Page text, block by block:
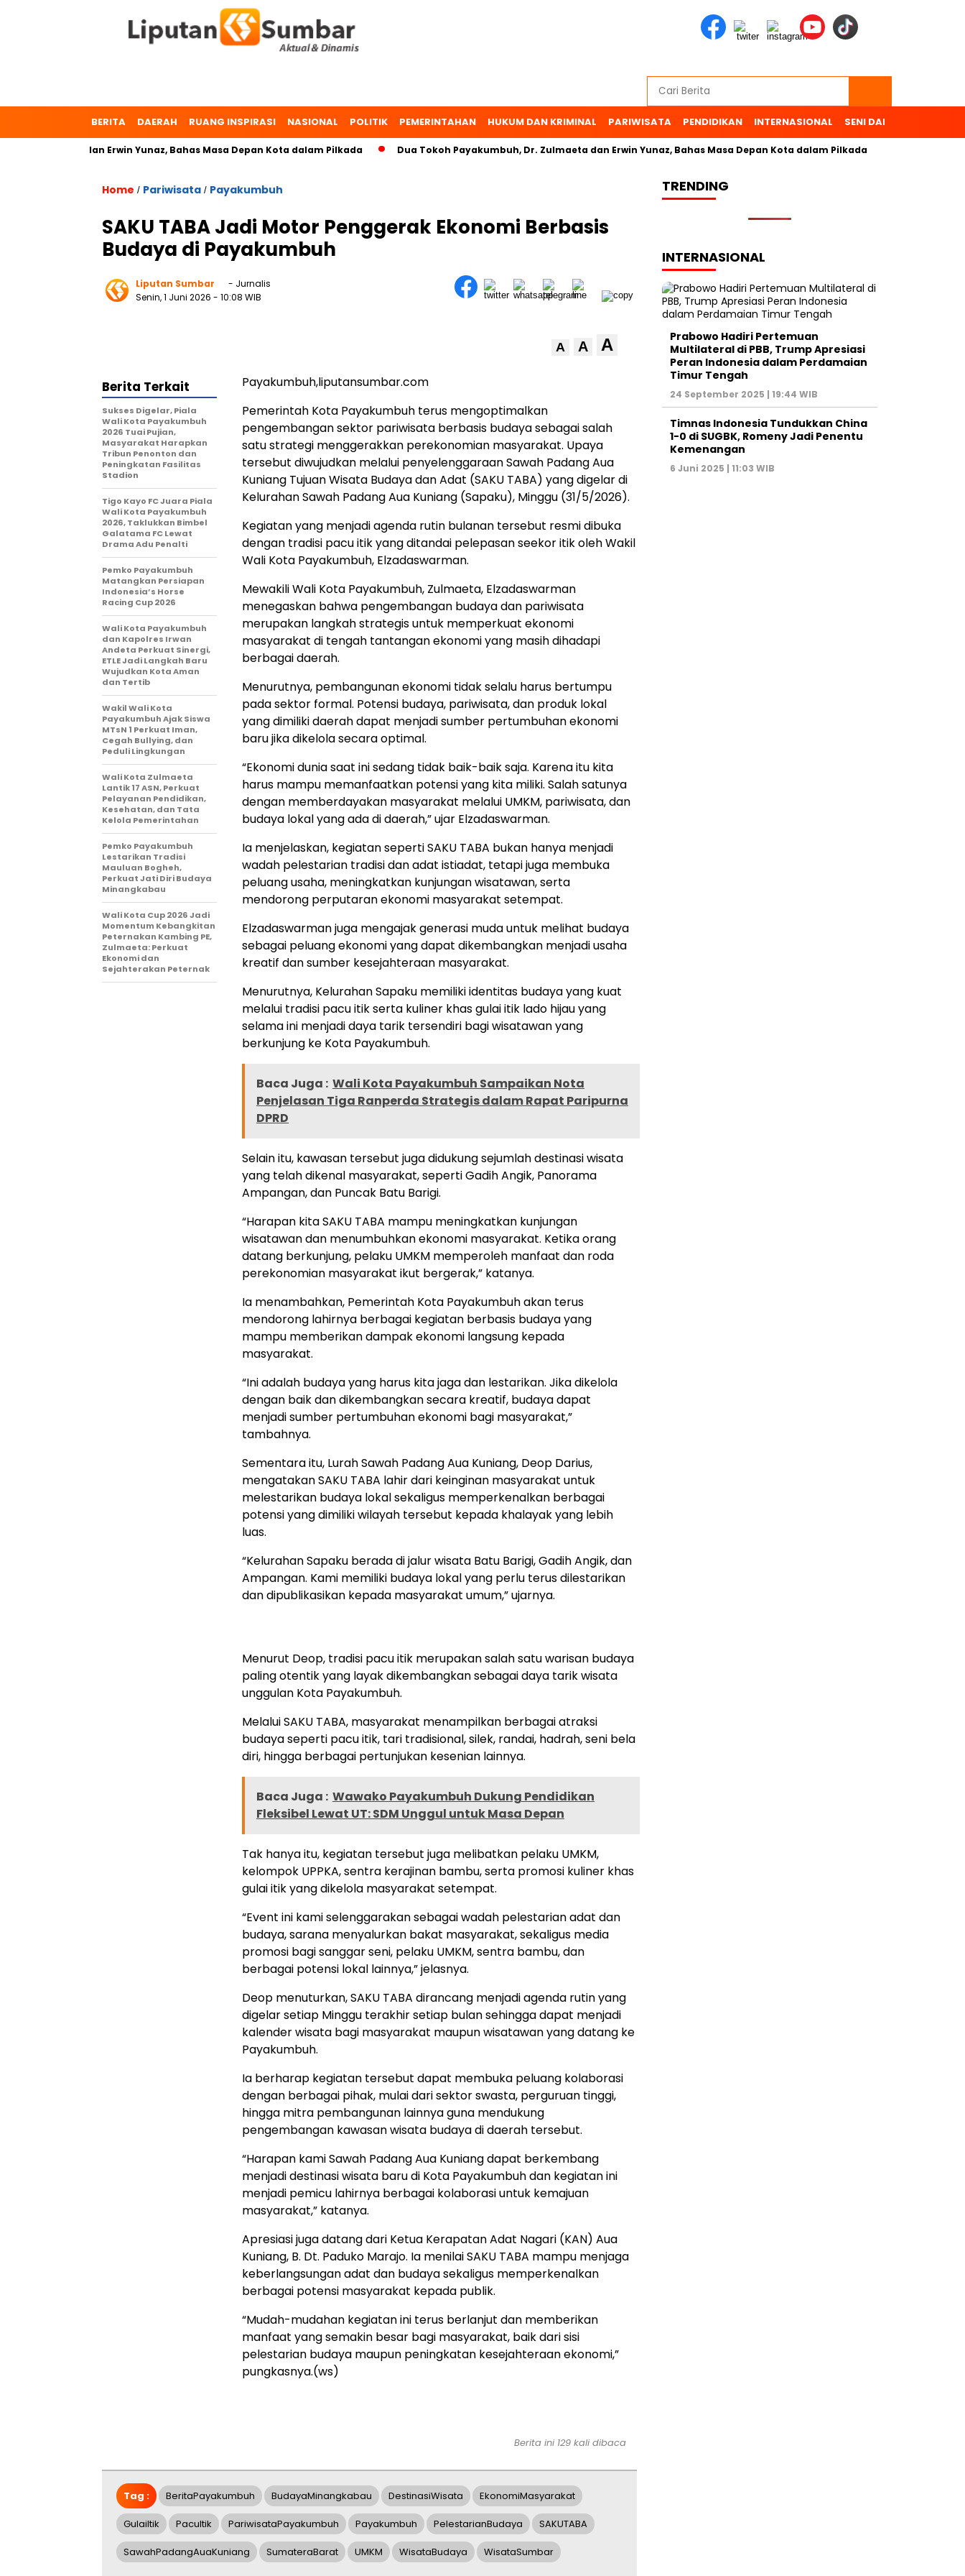
BERITA DAERAH RUANG INSPIRASI NASIONAL POLITIK PEMERINTAHAN HUKUM DAN KRIMINAL PARIWISATA PENDIDIKAN INTERNASIONAL SENI DAN BUDAYA
Zulmaeta dan Erwin Yunaz, Bahas Masa Depan Kota dalam Pilkada Dua Tokoh Payakumbuh, Dr. Zulmaeta dan Erwin Yunaz, Bahas Masa Depan Kota dalam Pilkada
Home / Pariwisata / Payakumbuh
SAKU TABA Jadi Motor Penggerak Ekonomi Berbasis
Budaya di Payakumbuh
Liputan Sumbar
- Jurnalis
Senin, 1 Juni 2026 - 10:08 WIB
A A A
Payakumbuh,liputansumbar.com
Pemerintah Kota Payakumbuh terus mengoptimalkan
pengembangan sektor pariwisata berbasis budaya sebagai salah
satu strategi menggerakkan perekonomian masyarakat. Upaya
tersebut diwujudkan melalui penyelenggaraan Sawah Padang Aua
Kuniang Tujuan Wisata Budaya dan Adat (SAKU TABA) yang digelar di
Kelurahan Sawah Padang Aua Kuniang (Sapaku), Minggu (31/5/2026).
Kegiatan yang menjadi agenda rutin bulanan tersebut resmi dibuka
dengan tradisi pacu itik yang ditandai pelepasan seekor itik oleh Wakil
Wali Kota Payakumbuh, Elzadaswarman.
Mewakili Wali Kota Payakumbuh, Zulmaeta, Elzadaswarman
menegaskan bahwa pengembangan budaya dan pariwisata
merupakan langkah strategis untuk memperkuat ekonomi
masyarakat di tengah tantangan ekonomi yang masih dihadapi
berbagai daerah.
Menurutnya, pembangunan ekonomi tidak selalu harus bertumpu
pada sektor formal. Potensi budaya, pariwisata, dan produk lokal
yang dimiliki daerah dapat menjadi sumber pertumbuhan ekonomi
baru jika dikelola secara optimal.
“Ekonomi dunia saat ini sedang tidak baik-baik saja. Karena itu kita
harus mampu memanfaatkan potensi yang kita miliki. Salah satunya
dengan memberdayakan masyarakat melalui UMKM, pariwisata, dan
budaya lokal yang ada di daerah,” ujar Elzadaswarman.
Ia menjelaskan, kegiatan seperti SAKU TABA bukan hanya menjadi
wadah pelestarian tradisi dan adat istiadat, tetapi juga membuka
peluang usaha, meningkatkan kunjungan wisatawan, serta
mendorong perputaran ekonomi masyarakat setempat.
Elzadaswarman juga mengajak generasi muda untuk melihat budaya
sebagai peluang ekonomi yang dapat dikembangkan menjadi usaha
kreatif dan sumber kesejahteraan masyarakat.
Menurutnya, Kelurahan Sapaku memiliki identitas budaya yang kuat
melalui tradisi pacu itik serta kuliner khas gulai itik lado hijau yang
selama ini menjadi daya tarik tersendiri bagi wisatawan yang
berkunjung ke Kota Payakumbuh.
Baca Juga : Wali Kota Payakumbuh Sampaikan Nota
Penjelasan Tiga Ranperda Strategis dalam Rapat Paripurna
DPRD
Selain itu, kawasan tersebut juga didukung sejumlah destinasi wisata
yang telah dikenal masyarakat, seperti Gadih Angik, Panorama
Ampangan, dan Puncak Batu Barigi.
“Harapan kita SAKU TABA mampu meningkatkan kunjungan
wisatawan dan menumbuhkan ekonomi masyarakat. Ketika orang
datang berkunjung, pelaku UMKM memperoleh manfaat dan roda
perekonomian masyarakat ikut bergerak,” katanya.
Ia menambahkan, Pemerintah Kota Payakumbuh akan terus
mendorong lahirnya berbagai kegiatan berbasis budaya yang
mampu memberikan dampak ekonomi langsung kepada
masyarakat.
“Ini adalah budaya yang harus kita jaga dan lestarikan. Jika dikelola
dengan baik dan dikembangkan secara kreatif, budaya dapat
menjadi sumber pertumbuhan ekonomi bagi masyarakat,”
tambahnya.
Sementara itu, Lurah Sawah Padang Aua Kuniang, Deop Darius,
mengatakan SAKU TABA lahir dari keinginan masyarakat untuk
melestarikan budaya lokal sekaligus memperkenalkan berbagai
potensi yang dimiliki wilayah tersebut kepada khalayak yang lebih
luas.
“Kelurahan Sapaku berada di jalur wisata Batu Barigi, Gadih Angik, dan
Ampangan. Kami memiliki budaya lokal yang perlu terus dilestarikan
dan dipublikasikan kepada masyarakat umum,” ujarnya.
Menurut Deop, tradisi pacu itik merupakan salah satu warisan budaya
paling otentik yang layak dikembangkan sebagai daya tarik wisata
unggulan Kota Payakumbuh.
Melalui SAKU TABA, masyarakat menampilkan berbagai atraksi
budaya seperti pacu itik, tari tradisional, silek, randai, hadrah, seni bela
diri, hingga berbagai pertunjukan kesenian lainnya.
Baca Juga : Wawako Payakumbuh Dukung Pendidikan
Fleksibel Lewat UT: SDM Unggul untuk Masa Depan
Tak hanya itu, kegiatan tersebut juga melibatkan pelaku UMKM,
kelompok UPPKA, sentra kerajinan bambu, serta promosi kuliner khas
gulai itik yang dikelola masyarakat setempat.
“Event ini kami selenggarakan sebagai wadah pelestarian adat dan
budaya, sarana menyalurkan bakat masyarakat, sekaligus media
promosi bagi sanggar seni, pelaku UMKM, sentra bambu, dan
berbagai potensi lokal lainnya,” jelasnya.
Deop menuturkan, SAKU TABA dirancang menjadi agenda rutin yang
digelar setiap Minggu terakhir setiap bulan sehingga dapat menjadi
kalender wisata bagi masyarakat maupun wisatawan yang datang ke
Payakumbuh.
Ia berharap kegiatan tersebut dapat membuka peluang kolaborasi
dengan berbagai pihak, mulai dari sektor swasta, perguruan tinggi,
hingga mitra pembangunan lainnya guna mendukung
pengembangan kawasan wisata budaya di daerah tersebut.
“Harapan kami Sawah Padang Aua Kuniang dapat berkembang
menjadi destinasi wisata baru di Kota Payakumbuh dan kegiatan ini
menjadi pemicu lahirnya berbagai kolaborasi untuk kemajuan
masyarakat,” katanya.
Apresiasi juga datang dari Ketua Kerapatan Adat Nagari (KAN) Aua
Kuniang, B. Dt. Paduko Marajo. Ia menilai SAKU TABA mampu menjaga
keberlangsungan adat dan budaya sekaligus memperkenalkan
berbagai potensi masyarakat kepada publik.
“Mudah-mudahan kegiatan ini terus berlanjut dan memberikan
manfaat yang semakin besar bagi masyarakat, baik dari sisi
pelestarian budaya maupun peningkatan kesejahteraan ekonomi,”
pungkasnya.(ws)
Berita Terkait
Sukses Digelar, Piala
Wali Kota Payakumbuh
2026 Tuai Pujian,
Masyarakat Harapkan
Tribun Penonton dan
Peningkatan Fasilitas
Stadion
Tigo Kayo FC Juara Piala
Wali Kota Payakumbuh
2026, Taklukkan Bimbel
Galatama FC Lewat
Drama Adu Penalti
Pemko Payakumbuh
Matangkan Persiapan
Indonesia’s Horse
Racing Cup 2026
Wali Kota Payakumbuh
dan Kapolres Irwan
Andeta Perkuat Sinergi,
ETLE Jadi Langkah Baru
Wujudkan Kota Aman
dan Tertib
Wakil Wali Kota
Payakumbuh Ajak Siswa
MTsN 1 Perkuat Iman,
Cegah Bullying, dan
Peduli Lingkungan
Wali Kota Zulmaeta
Lantik 17 ASN, Perkuat
Pelayanan Pendidikan,
Kesehatan, dan Tata
Kelola Pemerintahan
Pemko Payakumbuh
Lestarikan Tradisi
Mauluan Bogheh,
Perkuat Jati Diri Budaya
Minangkabau
Wali Kota Cup 2026 Jadi
Momentum Kebangkitan
Peternakan Kambing PE,
Zulmaeta: Perkuat
Ekonomi dan
Sejahterakan Peternak
Berita ini 129 kali dibaca
Tag : BeritaPayakumbuh BudayaMinangkabau DestinasiWisata EkonomiMasyarakat
GulaiItik PacuItik PariwisataPayakumbuh Payakumbuh PelestarianBudaya SAKUTABA
SawahPadangAuaKuniang SumateraBarat UMKM WisataBudaya WisataSumbar
TRENDING
INTERNASIONAL
Prabowo Hadiri Pertemuan
Multilateral di PBB, Trump Apresiasi
Peran Indonesia dalam Perdamaian
Timur Tengah
24 September 2025 | 19:44 WIB
Timnas Indonesia Tundukkan China
1-0 di SUGBK, Romeny Jadi Penentu
Kemenangan
6 Juni 2025 | 11:03 WIB